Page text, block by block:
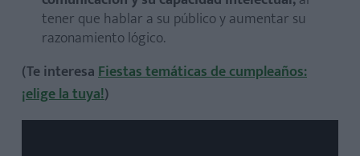
tener que hablar a su público y aumentar su
razonamiento lógico.
(Te interesaFiestas temáticas de cumpleaños:
¡elige la tuya!)